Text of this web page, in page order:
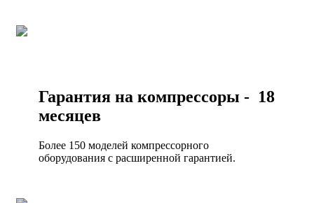
Гарантия на компрессоры - 18
месяцев
Более 150 моделей компрессорного
оборудования с расширенной гарантией.